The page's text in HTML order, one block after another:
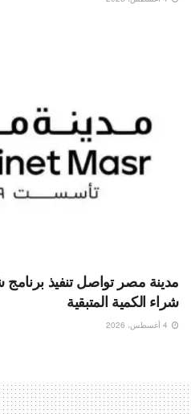
مدينة مصر تواصل تنفيذ برنامج
شراء الكمية المتبقية